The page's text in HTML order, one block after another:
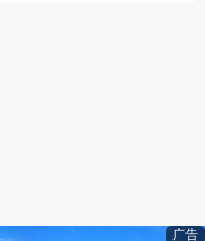
广告